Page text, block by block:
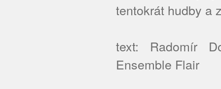
tentokrát hudby a
text: Radomír
Ensemble Flair